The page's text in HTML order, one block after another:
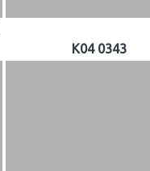
K04 0343